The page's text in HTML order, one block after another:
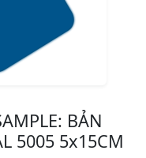
BẢN
5005 5x15CM